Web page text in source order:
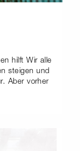
hilft Wir alle
steigen und
Aber vorher